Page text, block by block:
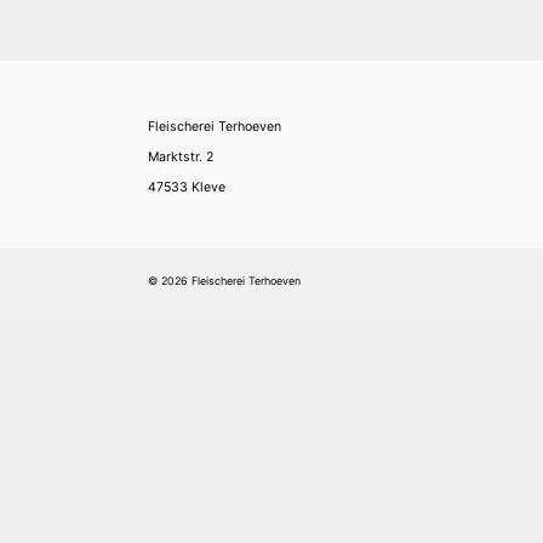
Fleischerei Terhoeven
Marktstr. 2
47533 Kleve
© 2026 Fleischerei Terhoeven